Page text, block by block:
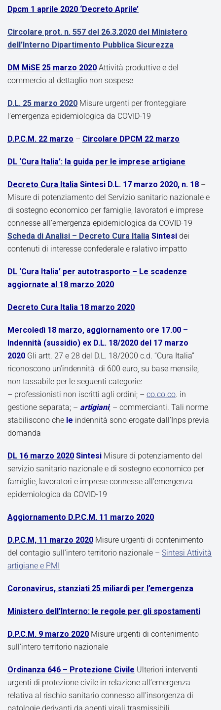
Dpcm 1 aprile 2020 ‘Decreto Aprile’
Circolare prot. n. 557 del 26.3.2020 del Ministero
dell’Interno Dipartimento Pubblica Sicurezza
DM MiSE 25 marzo 2020 Attività produttive e del
commercio al dettaglio non sospese
D.L. 25 marzo 2020 Misure urgenti per fronteggiare
l’emergenza epidemiologica da COVID-19
D.P.C.M. 22 marzo – Circolare DPCM 22 marzo
DL ‘Cura Italia’: la guida per le imprese artigiane
Decreto Cura Italia Sintesi D.L. 17 marzo 2020, n. 18 –
Misure di potenziamento del Servizio sanitario nazionale e
di sostegno economico per famiglie, lavoratori e imprese
connesse all’emergenza epidemiologica da COVID-19
Scheda di Analisi – Decreto Cura Italia Sintesi dei
contenuti di interesse confederale e ralativo impatto
DL ‘Cura Italia’ per autotrasporto – Le scadenze
aggiornate al 18 marzo 2020
Decreto Cura Italia 18 marzo 2020
Mercoledì 18 marzo, aggiornamento ore 17.00 –
Indennità (sussidio) ex D.L. 18/2020 del 17 marzo
2020 Gli artt. 27 e 28 del D.L. 18/2000 c.d. “Cura Italia”
riconoscono un’indennità di 600 euro, su base mensile,
non tassabile per le seguenti categorie:
– professionisti non iscritti agli ordini; – co.co.co. in
gestione separata; – artigiani; – commercianti. Tali norme
stabiliscono che le indennità sono erogate dall’Inps previa
domanda
DL 16 marzo 2020 Sintesi Misure di potenziamento del
servizio sanitario nazionale e di sostegno economico per
famiglie, lavoratori e imprese connesse all’emergenza
epidemiologica da COVID-19
Aggiornamento D.P.C.M. 11 marzo 2020
D.P.C.M, 11 marzo 2020 Misure urgenti di contenimento
del contagio sull’intero territorio nazionale – Sintesi Attività
artigiane e PMI
Coronavirus, stanziati 25 miliardi per l’emergenza
Ministero dell’Interno: le regole per gli spostamenti
D.P.C.M. 9 marzo 2020 Misure urgenti di contenimento
sull’intero territorio nazionale
Ordinanza 646 – Protezione Civile Ulteriori interventi
urgenti di protezione civile in relazione all’emergenza
relativa al rischio sanitario connesso all’insorgenza di